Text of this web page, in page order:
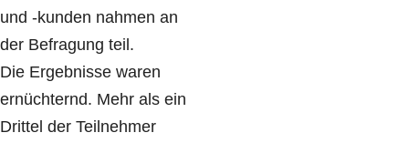
und -kunden nahmen an
der Befragung teil.
Die Ergebnisse waren
ernüchternd. Mehr als ein
Drittel der Teilnehmer